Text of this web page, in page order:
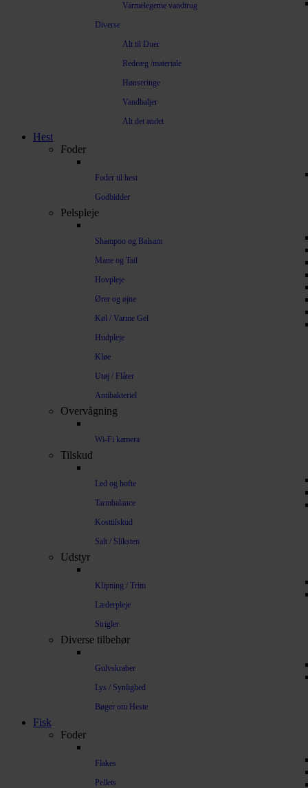
Varmelegeme vandtrug
Diverse
Alt til Duer
Redeæg /materiale
Hønseringe
Vandbaljer
Alt det andet
Hest
Foder
Foder til hest
Godbidder
Pelspleje
Shampoo og Balsam
Mane og Tail
Hovpleje
Ører og øjne
Køl / Varme Gel
Hudpleje
Kløe
Utøj / Flåter
Antibakteriel
Overvågning
Wi-Fi kamera
Tilskud
Led og hofte
Tarmbalance
Kosttilskud
Salt / Sliksten
Udstyr
Klipning / Trim
Læderpleje
Strigler
Diverse tilbehør
Gulvskraber
Lys / Synlighed
Bøger om Heste
Fisk
Foder
Flakes
Pellets